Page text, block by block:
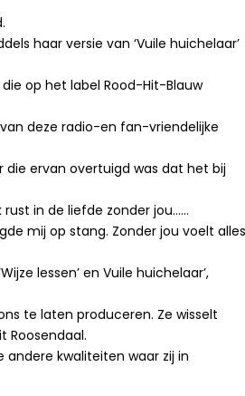
haar versie van ‘Vuile huichelaar’
op het label Rood-Hit-Blauw
deze radio-en fan-vriendelijke
die ervan overtuigd was dat het bij
rust in de liefde zonder jou……
mij op stang. Zonder jou voelt
lessen’ en Vuile huichelaar’,
te laten produceren. Ze wisselt
Roosendaal.
andere kwaliteiten waar zij in